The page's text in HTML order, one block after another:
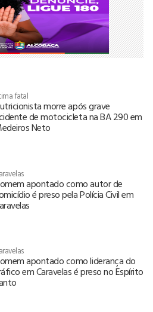
fatal
morre após grave
de motocicleta na BA 290 em
Neto
apontado como autor de
é preso pela Polícia Civil em
apontado como liderança do
em Caravelas é preso no Espírito